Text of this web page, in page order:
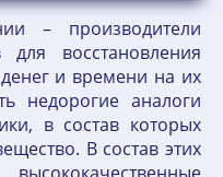
– производители
для восстановления
и времени на их
недорогие аналоги
в состав которых
В состав этих